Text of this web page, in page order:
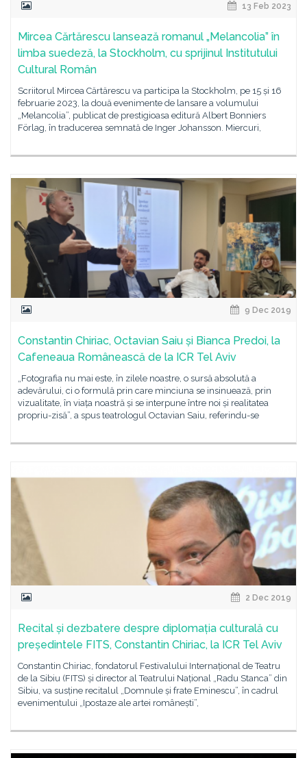
13 Feb 2023
Mircea Cărtărescu lansează romanul „Melancolia” în
limba suedeză, la Stockholm, cu sprijinul Institutului
Cultural Român
Scriitorul Mircea Cărtărescu va participa la Stockholm, pe 15 și 16
februarie 2023, la două evenimente de lansare a volumului
„Melancolia”, publicat de prestigioasa editură Albert Bonniers
Förlag, în traducerea semnată de Inger Johansson. Miercuri,
9 Dec 2019
Constantin Chiriac, Octavian Saiu și Bianca Predoi, la
Cafeneaua Românească de la ICR Tel Aviv
„Fotografia nu mai este, în zilele noastre, o sursă absolută a
adevărului, ci o formulă prin care minciuna se insinuează, prin
vizualitate, în viața noastră și se interpune între noi și realitatea
propriu-zisă”, a spus teatrologul Octavian Saiu, referindu-se
2 Dec 2019
Recital și dezbatere despre diplomația culturală cu
președintele FITS, Constantin Chiriac, la ICR Tel Aviv
Constantin Chiriac, fondatorul Festivalului Internațional de Teatru
de la Sibiu (FITS) și director al Teatrului Național „Radu Stanca” din
Sibiu, va susține recitalul „Domnule și frate Eminescu”, în cadrul
evenimentului „Ipostaze ale artei românești”,